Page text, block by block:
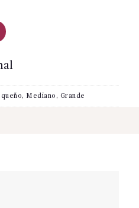
Mediano, Grande